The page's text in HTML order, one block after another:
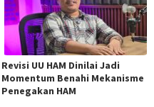
Revisi UU HAM Dinilai Jadi
Momentum Benahi Mekanisme
Penegakan HAM